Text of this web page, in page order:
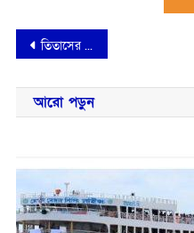
Post
navigation
তিতাসের মাছিমপুর বাজারে আগুন: ক্ষতির পরিমাণ ১৫ লক্ষাধিক টাকা
আরো পড়ুন